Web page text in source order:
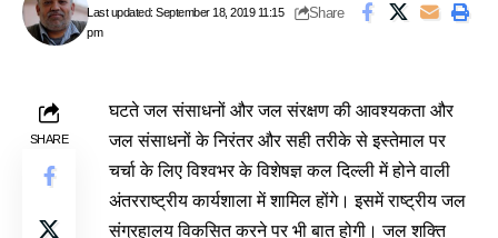
Last updated: September 18, 2019 11:15
pm
Share
SHARE
घटते जल संसाधनों और जल संरक्षण की आवश्‍यकता और
जल संसाधनों के निरंतर और सही तरीके से इस्‍तेमाल पर
चर्चा के लिए विश्वभर के विशेषज्ञ कल दिल्ली में होने वाली
अंतरराष्ट्रीय कार्यशाला में शामिल होंगे। इसमें राष्ट्रीय जल
संग्रहालय विकसित करने पर भी बात होगी। जल शक्ति